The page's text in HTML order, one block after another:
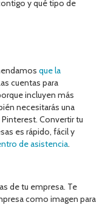
y qué tipo de
que la
cuentas para
incluyen más
necesitarás una
Convertir tu
es rápido, fácil y
de asistencia.
de tu empresa. Te
como imagen para